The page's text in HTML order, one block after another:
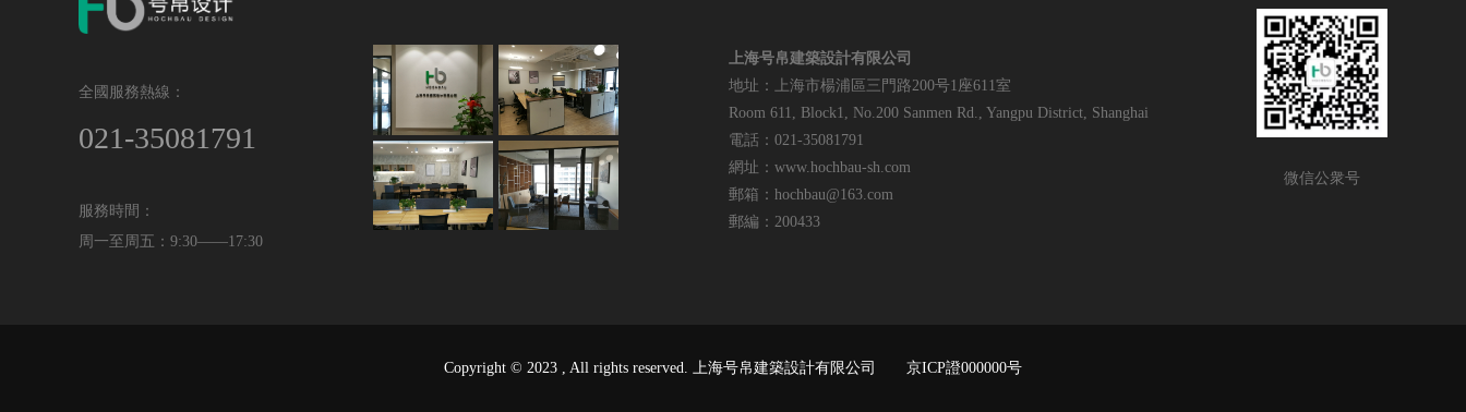
全國服務熱線：
021-35081791
服務時間：
周一至周五：9:30——17:30
上海号帛建築設計有限公司
地址：上海市楊浦區三門路200号1座611室
Room 611, Block1, No.200 Sanmen Rd., Yangpu District, Shanghai
電話：021-35081791
網址：www.hochbau-sh.com
郵箱：hochbau@163.com
郵編：200433
微信公衆号
Copyright © 2023 , All rights reserved. 上海号帛建築設計有限公司 京ICP證000000号